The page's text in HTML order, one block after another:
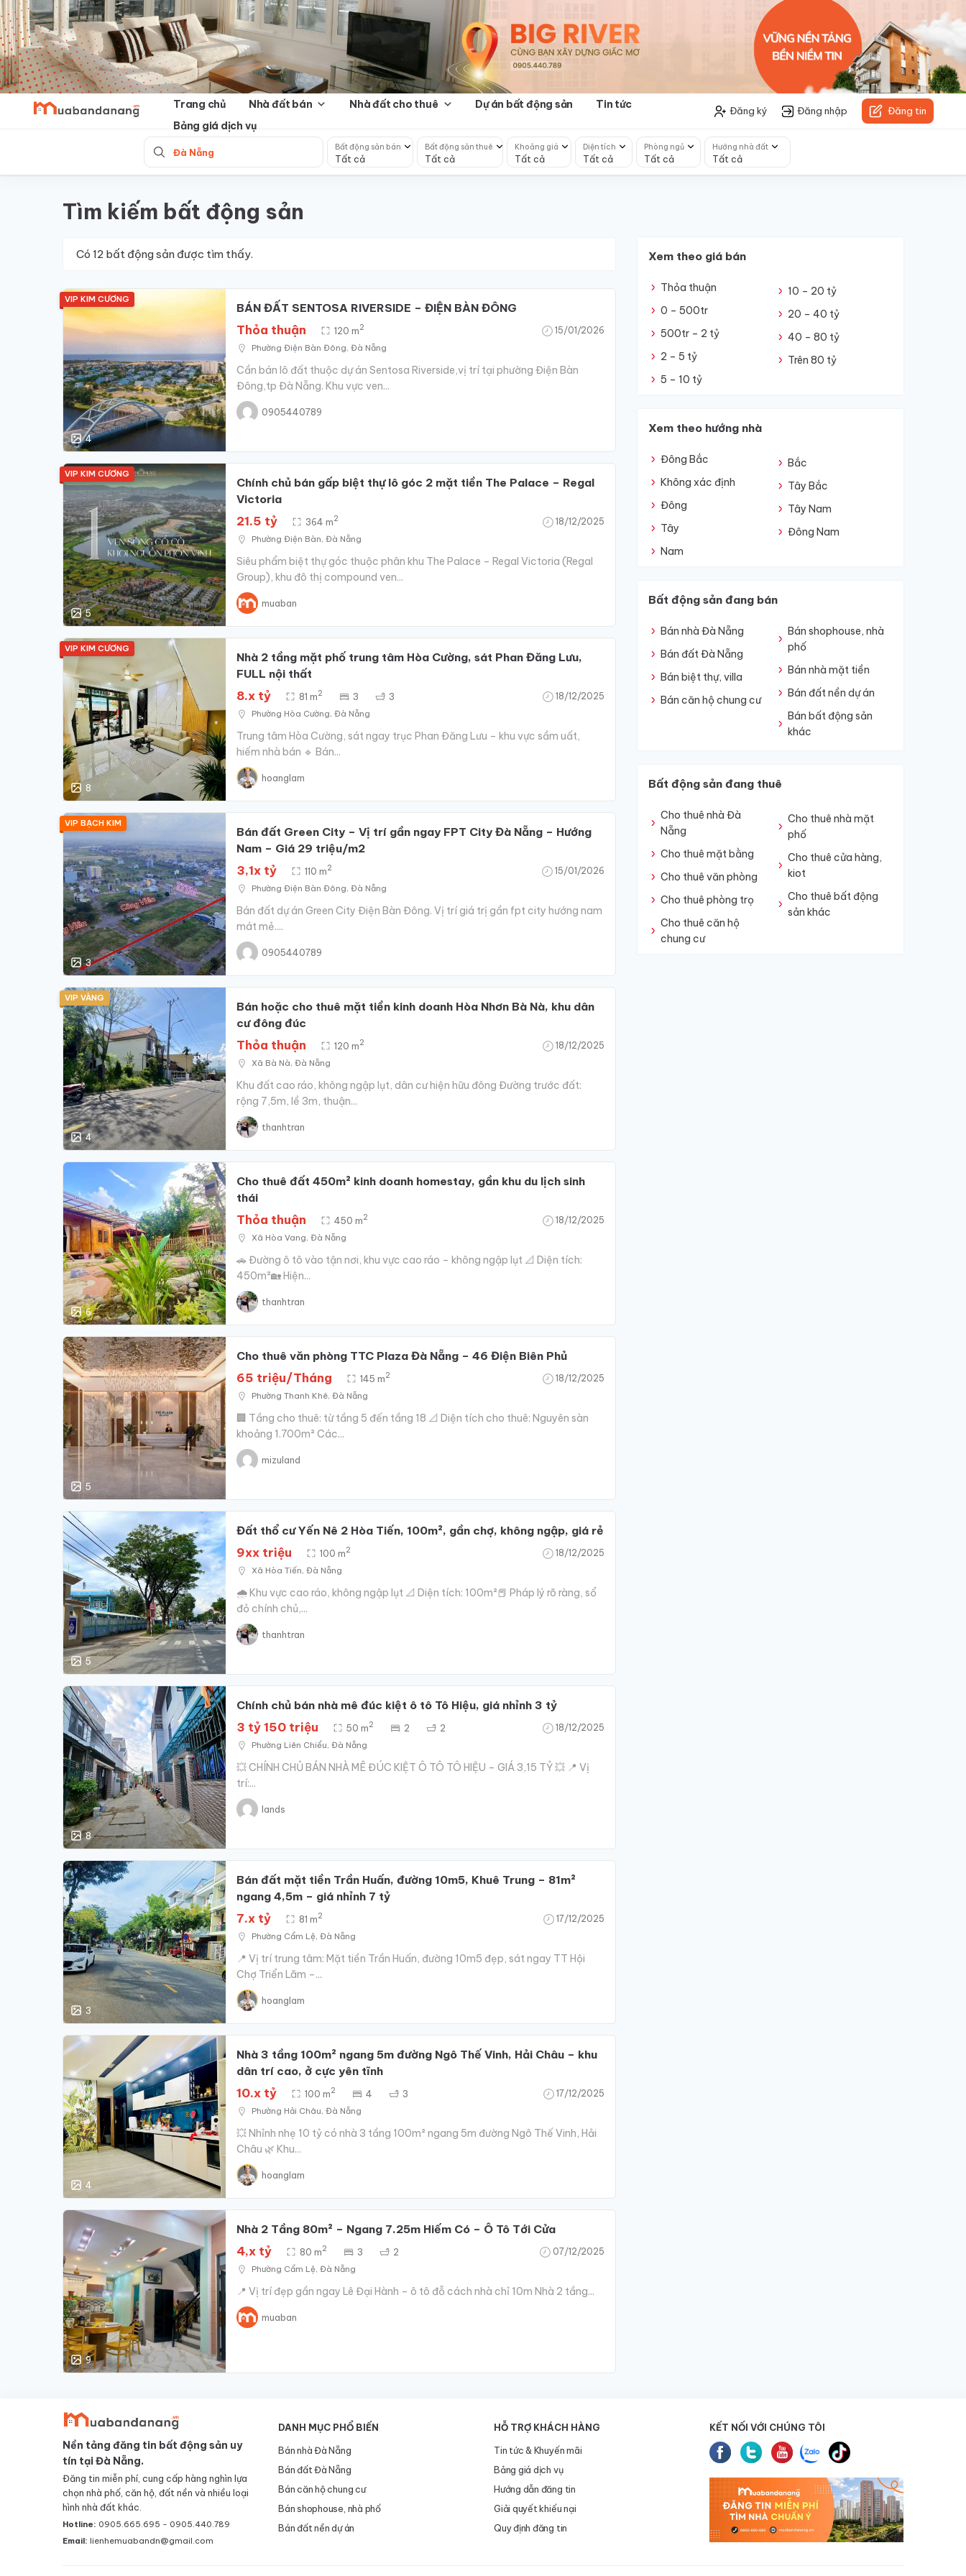
Skip
to
content
Trang chủ Nhà đất bán Nhà đất cho thuê Dự án bất động sản
Tin tức
Bảng giá dịch vụ
Đăng ký Đăng nhập Đăng tin
Đà Nẵng Bất động sản bán
Tất cả
Bất động sản thuê
Tất cả
Khoảng giá
Tất cả
Diện tích
Tất cả
Phòng ngủ
Tất cả
Hướng nhà đất
Tất cả
Tìm kiếm bất động sản
Có 12 bất động sản được tìm thấy.
4
VIP KIM CƯƠNG
BÁN ĐẤT SENTOSA RIVERSIDE – ĐIỆN BÀN ĐÔNG
Thỏa thuận 120 m2 15/01/2026
Phường‍ Điện‍ Bàn‍ Đông, Đà Nẵng
Cần bán lô đất thuộc dự án Sentosa Riverside,vị trí tại phường Điện Bàn
Đông,tp Đà Nẵng. Khu vực ven...
0905440789
5
VIP KIM CƯƠNG
Chính chủ bán gấp biệt thự lô góc 2 mặt tiền The Palace – Regal
Victoria
21.5 tỷ 364 m2 18/12/2025
Phường‍ Điện‍ Bàn, Đà Nẵng
Siêu phẩm biệt thự góc thuộc phân khu The Palace – Regal Victoria (Regal
Group), khu đô thị compound ven...
muaban
8
VIP KIM CƯƠNG
Nhà 2 tầng mặt phố trung tâm Hòa Cường, sát Phan Đăng Lưu,
FULL nội thất
8.x tỷ 81 m2 3 3 18/12/2025
Phường‍ Hòa‍ Cường, Đà Nẵng
Trung tâm Hòa Cường, sát ngay trục Phan Đăng Lưu – khu vực sầm uất,
hiếm nhà bán 🔹 Bán...
hoanglam
3
VIP BẠCH KIM
Bán đất Green City – Vị trí gần ngay FPT City Đà Nẵng – Hướng
Nam – Giá 29 triệu/m2
3,1x tỷ 110 m2 15/01/2026
Phường‍ Điện‍ Bàn‍ Đông, Đà Nẵng
Bán đất dự án Green City Điện Bàn Đông. Vị trí giá trị gần fpt city hướng nam
mát mẻ....
0905440789
4
VIP VÀNG
Bán hoặc cho thuê mặt tiền kinh doanh Hòa Nhơn Bà Nà, khu dân
cư đông đúc
Thỏa thuận 120 m2 18/12/2025
Xã‍ Bà‍ Nà, Đà Nẵng
Khu đất cao ráo, không ngập lụt, dân cư hiện hữu đông Đường trước đất:
rộng 7,5m, lề 3m, thuận...
thanhtran
6
Cho thuê đất 450m² kinh doanh homestay, gần khu du lịch sinh
thái
Thỏa thuận 450 m2 18/12/2025
Xã‍ Hòa‍ Vang, Đà Nẵng
🚗 Đường ô tô vào tận nơi, khu vực cao ráo – không ngập lụt 📐 Diện tích:
450m²🏡 Hiện...
thanhtran
5
Cho thuê văn phòng TTC Plaza Đà Nẵng – 46 Điện Biên Phủ
65 triệu/Tháng 145 m2 18/12/2025
Phường‍ Thanh‍ Khê, Đà Nẵng
🏢 Tầng cho thuê: từ tầng 5 đến tầng 18 📐 Diện tích cho thuê: Nguyên sàn
khoảng 1.700m² Các...
mizuland
5
Đất thổ cư Yến Nê 2 Hòa Tiến, 100m², gần chợ, không ngập, giá rẻ
9xx triệu 100 m2 18/12/2025
Xã‍ Hòa‍ Tiến, Đà Nẵng
🌧 Khu vực cao ráo, không ngập lụt 📐 Diện tích: 100m²📕 Pháp lý rõ ràng, sổ
đỏ chính chủ,...
thanhtran
8
Chính chủ bán nhà mê đúc kiệt ô tô Tô Hiệu, giá nhỉnh 3 tỷ
3 tỷ 150 triệu 50 m2 2 2 18/12/2025
Phường‍ Liên‍ Chiểu, Đà Nẵng
💥 CHÍNH CHỦ BÁN NHÀ MÊ ĐÚC KIỆT Ô TÔ TÔ HIỆU – GIÁ 3,15 TỶ 💥 📍 Vị
trí:...
lands
3
Bán đất mặt tiền Trần Huấn, đường 10m5, Khuê Trung – 81m²
ngang 4,5m – giá nhỉnh 7 tỷ
7.x tỷ 81 m2 17/12/2025
Phường‍ Cẩm‍ Lệ, Đà Nẵng
📍 Vị trí trung tâm: Mặt tiền Trần Huấn, đường 10m5 đẹp, sát ngay TT Hội
Chợ Triển Lãm –...
hoanglam
4
Nhà 3 tầng 100m² ngang 5m đường Ngô Thế Vinh, Hải Châu – khu
dân trí cao, ở cực yên tĩnh
10.x tỷ 100 m2 4 3 17/12/2025
Phường‍ Hải‍ Châu, Đà Nẵng
💥 Nhỉnh nhẹ 10 tỷ có nhà 3 tầng 100m² ngang 5m đường Ngô Thế Vinh, Hải
Châu 🌿 Khu...
hoanglam
9
Nhà 2 Tầng 80m² – Ngang 7.25m Hiếm Có – Ô Tô Tới Cửa
4,x tỷ 80 m2 3 2 07/12/2025
Phường‍ Cẩm‍ Lệ, Đà Nẵng
📍 Vị trí đẹp gần ngay Lê Đại Hành – ô tô đỗ cách nhà chỉ 10m Nhà 2 tầng...
muaban
Xem theo giá bán
Thỏa thuận
0 – 500tr
500tr – 2 tỷ
2 – 5 tỷ
5 – 10 tỷ
10 – 20 tỷ
20 – 40 tỷ
40 – 80 tỷ
Trên 80 tỷ
Xem theo hướng nhà
Đông Bắc
Không xác định
Đông
Tây
Nam
Bắc
Tây Bắc
Tây Nam
Đông Nam
Bất động sản đang bán
Bán nhà Đà Nẵng
Bán đất Đà Nẵng
Bán biệt thự, villa
Bán căn hộ chung cư
Bán shophouse, nhà
phố
Bán nhà mặt tiền
Bán đất nền dự án
Bán bất động sản
khác
Bất động sản đang thuê
Cho thuê nhà Đà
Nẵng
Cho thuê mặt bằng
Cho thuê văn phòng
Cho thuê phòng trọ
Cho thuê căn hộ
chung cư
Cho thuê nhà mặt
phố
Cho thuê cửa hàng,
kiot
Cho thuê bất động
sản khác
Nền tảng đăng tin bất động sản uy
tín tại Đà Nẵng.
Đăng tin miễn phí, cung cấp hàng nghìn lựa
chọn nhà phố, căn hộ, đất nền và nhiều loại
hình nhà đất khác.
Hotline: 0905.665.695 - 0905.440.789
Email: lienhemuabandn@gmail.com
DANH MỤC PHỔ BIẾN
Bán nhà Đà Nẵng
Bán đất Đà Nẵng
Bán căn hộ chung cư
Bán shophouse, nhà phố
Bán đất nền dự án
HỖ TRỢ KHÁCH HÀNG
Tin tức & Khuyến mãi
Bảng giá dịch vụ
Hướng dẫn đăng tin
Giải quyết khiếu nại
Quy định đăng tin
KẾT NỐI VỚI CHÚNG TÔI